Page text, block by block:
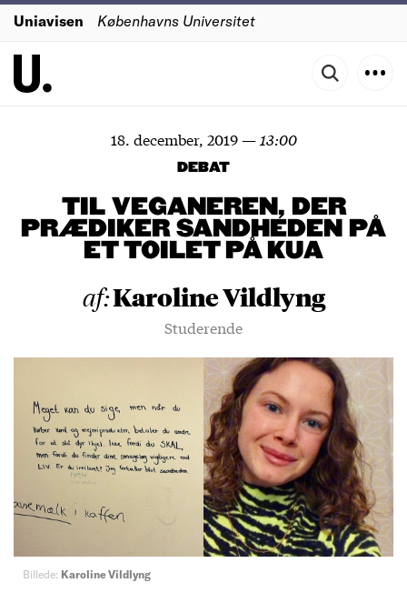
Uniavisen Københavns Universitet
18. december, 2019— 13:00
DEBAT
TIL VEGANEREN, DER
PRÆDIKER SANDHEDEN PÅ
ET TOILET PÅ KUA
af:Karoline Vildlyng
Studerende
Billede: Karoline Vildlyng